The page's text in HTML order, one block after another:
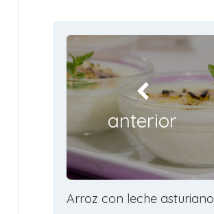
anterior
Arroz con leche asturiano